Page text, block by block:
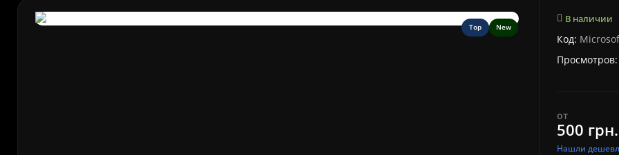
Top New
В наличии
Код:
от
500 грн.
Нашли